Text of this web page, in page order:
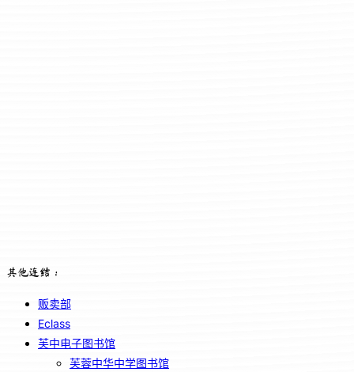
其他连结：
贩卖部
Eclass
芙中电子图书馆
芙蓉中华中学图书馆